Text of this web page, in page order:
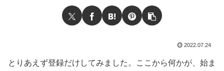
2022.07.24
とりあえず登録だけしてみました。ここから何かが、始ま